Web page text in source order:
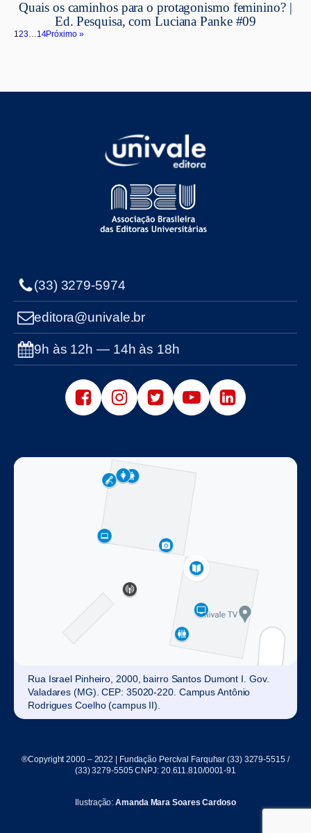
Quais os caminhos para o protagonismo feminino? |
Ed. Pesquisa, com Luciana Panke #09
123…14Próximo »
(33) 3279-5974
editora@univale.br
9h às 12h — 14h às 18h
Rua Israel Pinheiro, 2000, bairro Santos Dumont I. Gov.
Valadares (MG). CEP: 35020-220. Campus Antônio
Rodrigues Coelho (campus II).
®Copyright 2000 – 2022 | Fundação Percival Farquhar (33) 3279-5515 /
(33) 3279-5505 CNPJ: 20.611.810/0001-91
Ilustração:Amanda Mara Soares Cardoso